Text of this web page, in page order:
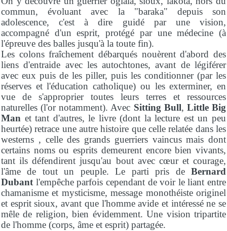
commun, évoluant avec la "baraka" depuis son
adolescence, c'est à dire guidé par une vision,
accompagné d'un esprit, protégé par une médecine (à
l'épreuve des balles jusqu'à la toute fin).
Les colons fraîchement débarqués nouèrent d'abord des
liens d'entraide avec les autochtones, avant de légiférer
avec eux puis de les piller, puis les conditionner (par les
réserves et l'éducation catholique) ou les exterminer, en
vue de s'approprier toutes leurs terres et ressources
naturelles (l'or notamment). Avec Sitting Bull, Little Big
Man et tant d'autres, le livre (dont la lecture est un peu
heurtée) retrace une autre histoire que celle relatée dans les
westerns , celle des grands guerriers vaincus mais dont
certains noms ou esprits demeurent encore bien vivants,
tant ils défendirent jusqu'au bout avec cœur et courage,
l'âme de tout un peuple. Le parti pris de Bernard
Dubant l'empêche parfois cependant de voir le liant entre
chamanisme et mysticisme, message monothéiste originel
et esprit sioux, avant que l'homme avide et intéressé ne se
mêle de religion, bien évidemment. Une vision tripartite
de l'homme (corps, âme et esprit) partagée.